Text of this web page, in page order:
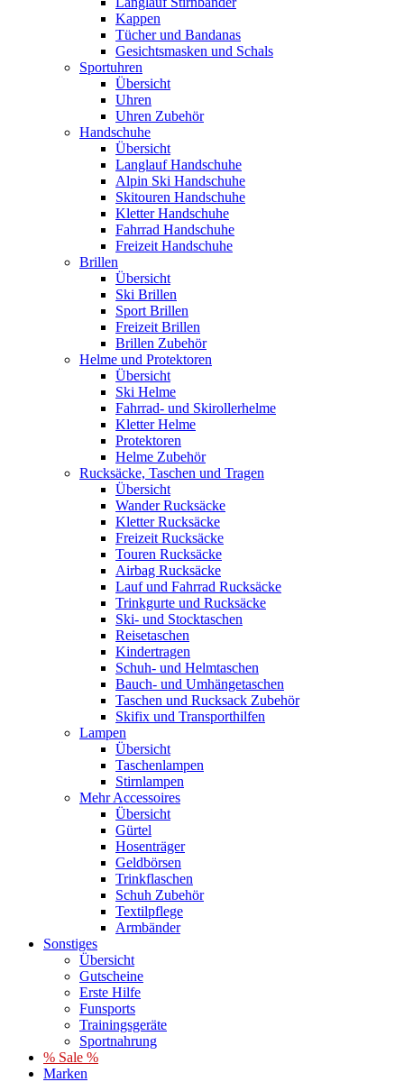
Kappen
Tücher und Bandanas
Gesichtsmasken und Schals
Sportuhren
Übersicht
Uhren
Uhren Zubehör
Handschuhe
Übersicht
Langlauf Handschuhe
Alpin Ski Handschuhe
Skitouren Handschuhe
Kletter Handschuhe
Fahrrad Handschuhe
Freizeit Handschuhe
Brillen
Übersicht
Ski Brillen
Sport Brillen
Freizeit Brillen
Brillen Zubehör
Helme und Protektoren
Übersicht
Ski Helme
Fahrrad- und Skirollerhelme
Kletter Helme
Protektoren
Helme Zubehör
Rucksäcke, Taschen und Tragen
Übersicht
Wander Rucksäcke
Kletter Rucksäcke
Freizeit Rucksäcke
Touren Rucksäcke
Airbag Rucksäcke
Lauf und Fahrrad Rucksäcke
Trinkgurte und Rucksäcke
Ski- und Stocktaschen
Reisetaschen
Kindertragen
Schuh- und Helmtaschen
Bauch- und Umhängetaschen
Taschen und Rucksack Zubehör
Skifix und Transporthilfen
Lampen
Übersicht
Taschenlampen
Stirnlampen
Mehr Accessoires
Übersicht
Gürtel
Hosenträger
Geldbörsen
Trinkflaschen
Schuh Zubehör
Textilpflege
Armbänder
Sonstiges
Übersicht
Gutscheine
Erste Hilfe
Funsports
Trainingsgeräte
Sportnahrung
% Sale %
Marken